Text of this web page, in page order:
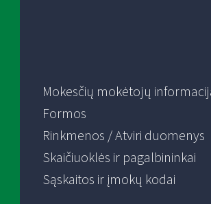
Mokesčių mokėtojų
Formos
Rinkmenos / Atviri duomenys
Skaičiuoklės ir pagalbininkai
Sąskaitos ir įmokų kodai